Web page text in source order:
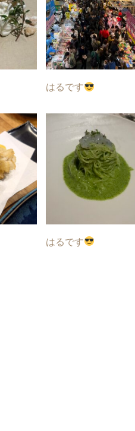
はるです
はるです